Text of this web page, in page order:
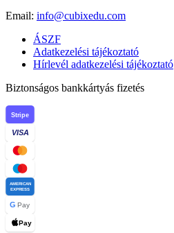
Email: info@cubixedu.com
ÁSZF
Adatkezelési tájékoztató
Hírlevél adatkezelési tájékoztató
Biztonságos bankkártyás fizetés
Stripe
VISA
AMERICAN
EXPRESS
G Pay
Pay